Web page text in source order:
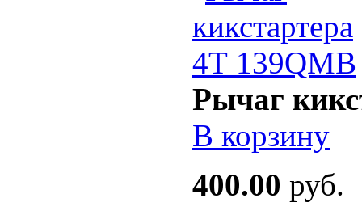
Рычаг
В корзину
400.00 руб.